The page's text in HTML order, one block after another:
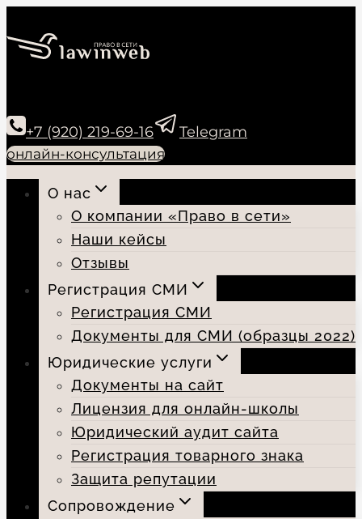
к
содержимому
+7 (920) 219-69-16 Telegram
онлайн-консультация
О нас
О компании «Право в сети»
Наши кейсы
Отзывы
Регистрация СМИ
Регистрация СМИ
Документы для СМИ (образцы 2022)
Юридические услуги
Документы на сайт
Лицензия для онлайн-школы
Юридический аудит сайта
Регистрация товарного знака
Защита репутации
Сопровождение